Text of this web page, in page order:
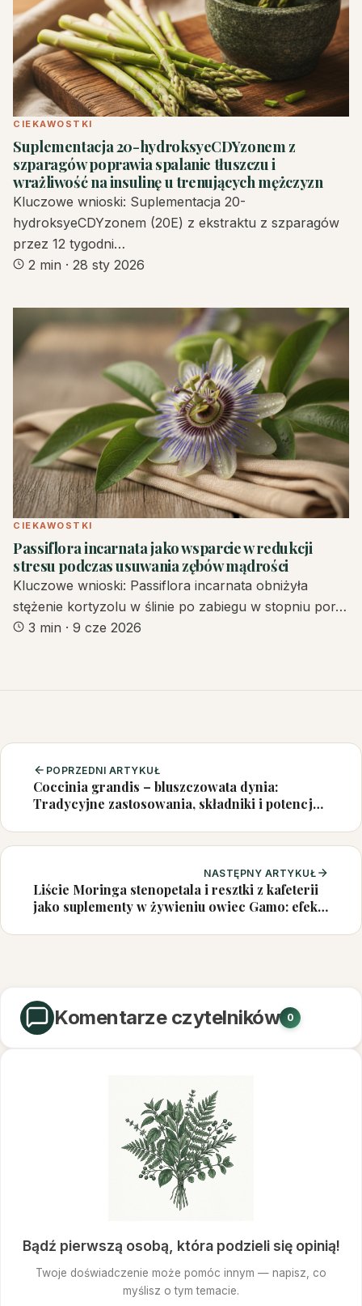
CIEKAWOSTKI
Suplementacja 20-hydroksyeCDYzonem z
szparagów poprawia spalanie tłuszczu i
wrażliwość na insulinę u trenujących mężczyzn
Kluczowe wnioski: Suplementacja 20-
hydroksyeCDYzonem (20E) z ekstraktu z szparagów
przez 12 tygodni…
2 min · 28 sty 2026
CIEKAWOSTKI
Passiflora incarnata jako wsparcie w redukcji
stresu podczas usuwania zębów mądrości
Kluczowe wnioski: Passiflora incarnata obniżyła
stężenie kortyzolu w ślinie po zabiegu w stopniu por…
3 min · 9 cze 2026
POPRZEDNI ARTYKUŁ
Coccinia grandis – bluszczowata dynia:
Tradycyjne zastosowania, składniki i potencjał
NASTĘPNY ARTYKUŁ
Liście Moringa stenopetala i resztki z kafeterii
jako suplementy w żywieniu owiec Gamo: efekty
Komentarze czytelników 0
Bądź pierwszą osobą, która podzieli się opinią!
Twoje doświadczenie może pomóc innym — napisz, co
myślisz o tym temacie.